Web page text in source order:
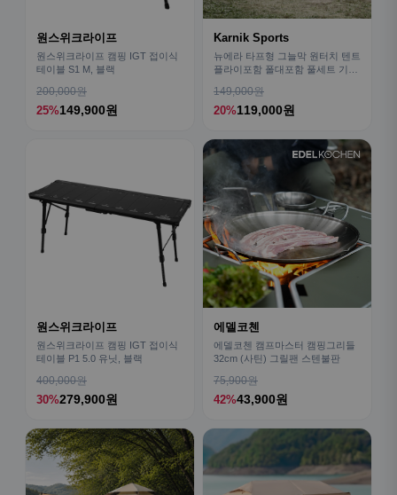
원스위크라이프
원스위크라이프 캠핑 IGT 접이식
테이블 S1 M, 블랙
200,000원
25%149,900원
Karnik Sports
뉴에라 타프형 그늘막 원터치 텐트
플라이포함 폴대포함 풀세트 기본
149,000원
20%119,000원
원스위크라이프
원스위크라이프 캠핑 IGT 접이식
테이블 P1 5.0 유닛, 블랙
400,000원
30%279,900원
에델코첸
에델코첸 캠프마스터 캠핑그리들
32cm (사틴) 그릴팬 스텐불판
75,900원
42%43,900원